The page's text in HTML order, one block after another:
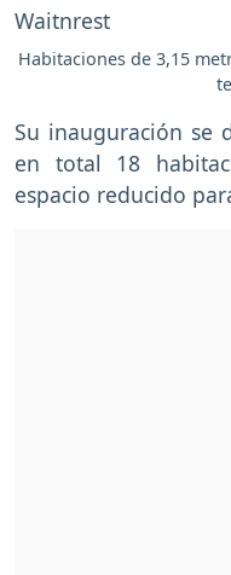
Habitaciones de 3,15
Su inauguración se
en total 18
espacio reducido